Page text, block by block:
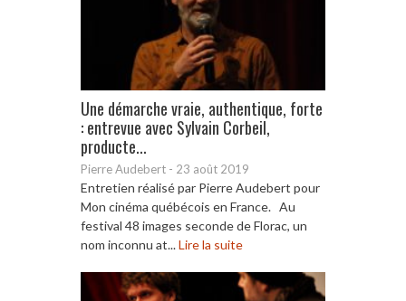
Une démarche vraie, authentique, forte
: entrevue avec Sylvain Corbeil,
producte...
Pierre Audebert - 23 août 2019
Entretien réalisé par Pierre Audebert pour
Mon cinéma québécois en France. Au
festival 48 images seconde de Florac, un
nom inconnu at...Lire la suite